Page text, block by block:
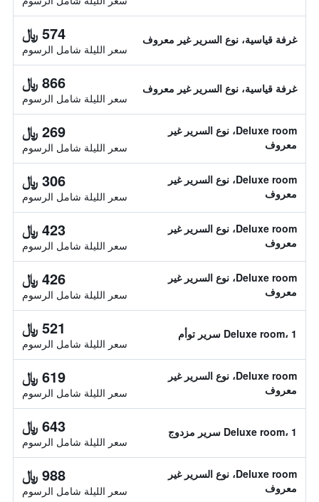
غرفة قياسية، نوع السرير غير معروف 574 ﷼
سعر الليلة شامل الرسوم
غرفة قياسية، نوع السرير غير معروف 866 ﷼
سعر الليلة شامل الرسوم
Deluxe room، نوع السرير غير
معروف
269 ﷼
سعر الليلة شامل الرسوم
Deluxe room، نوع السرير غير
معروف
306 ﷼
سعر الليلة شامل الرسوم
Deluxe room، نوع السرير غير
معروف
423 ﷼
سعر الليلة شامل الرسوم
Deluxe room، نوع السرير غير
معروف
426 ﷼
سعر الليلة شامل الرسوم
Deluxe room، 1 سرير توأم 521 ﷼
سعر الليلة شامل الرسوم
Deluxe room، نوع السرير غير
معروف
619 ﷼
سعر الليلة شامل الرسوم
Deluxe room، 1 سرير مزدوج 643 ﷼
سعر الليلة شامل الرسوم
Deluxe room، نوع السرير غير
معروف
988 ﷼
سعر الليلة شامل الرسوم